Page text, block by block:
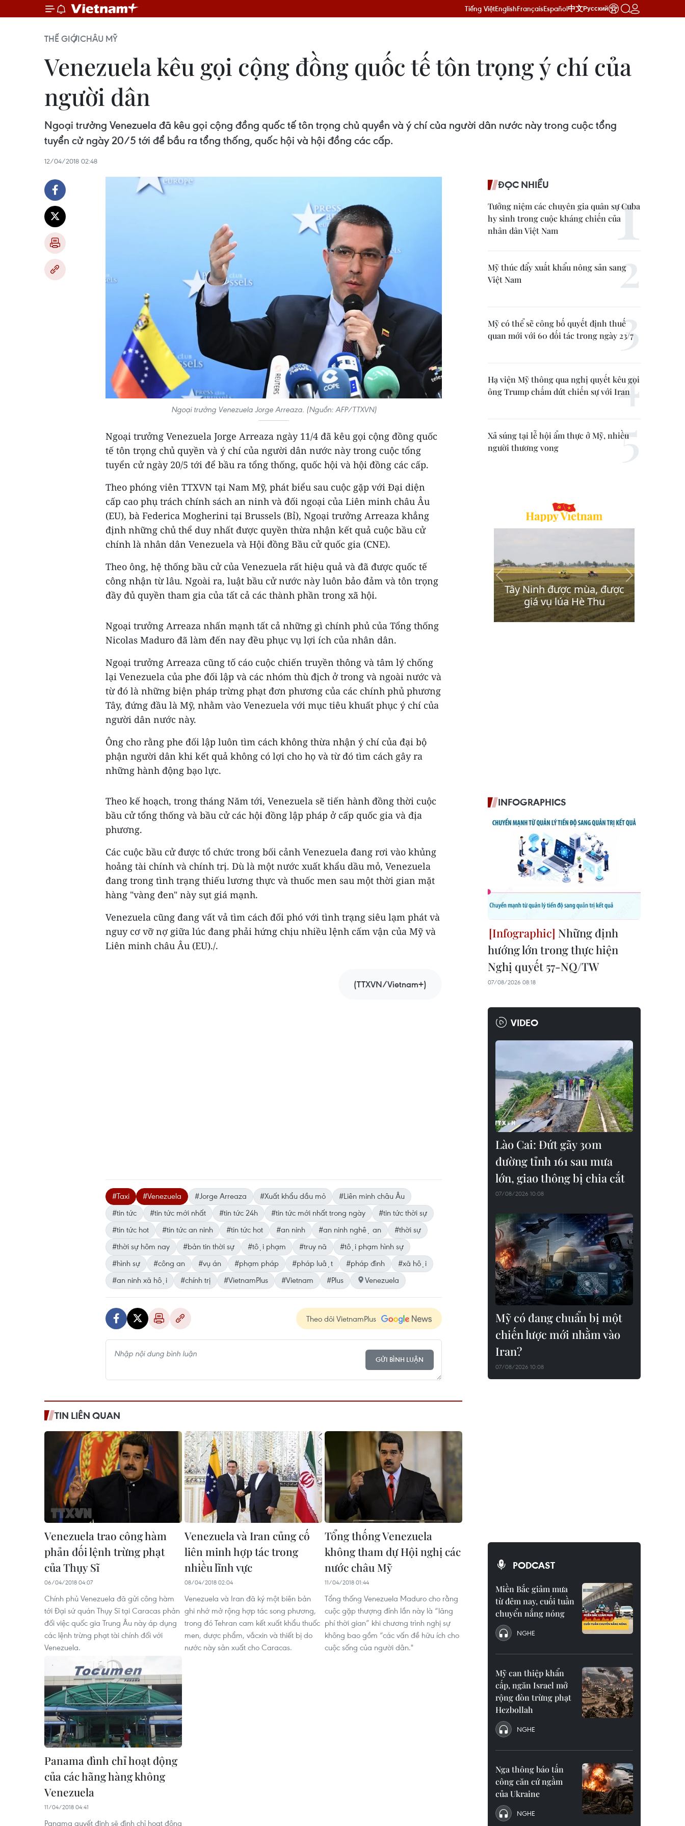
Tiếng ViệtEnglishFrançaisEspañol中文Русский
THẾ GIỚICHÂU MỸ
Venezuela kêu gọi cộng đồng quốc tế tôn trọng ý chí của
người dân
Ngoại trưởng Venezuela đã kêu gọi cộng đồng quốc tế tôn trọng chủ quyền và ý chí của người dân nước này trong cuộc tổng
tuyển cử ngày 20/5 tới để bầu ra tổng thống, quốc hội và hội đồng các cấp.
12/04/2018 02:48
Ngoại trưởng Venezuela Jorge Arreaza. (Nguồn: AFP/TTXVN)
Ngoại trưởng Venezuela Jorge Arreaza ngày 11/4 đã kêu gọi cộng đồng quốc
tế tôn trọng chủ quyền và ý chí của người dân nước này trong cuộc tổng
tuyển cử ngày 20/5 tới để bầu ra tổng thống, quốc hội và hội đồng các cấp.
Theo phóng viên TTXVN tại Nam Mỹ, phát biểu sau cuộc gặp với Đại diện
cấp cao phụ trách chính sách an ninh và đối ngoại của Liên minh châu Âu
(EU), bà Federica Mogherini tại Brussels (Bỉ), Ngoại trưởng Arreaza khẳng
định những chủ thể duy nhất được quyền thừa nhận kết quả cuộc bầu cử
chính là nhân dân Venezuela và Hội đồng Bầu cử quốc gia (CNE).
Theo ông, hệ thống bầu cử của Venezuela rất hiệu quả và đã được quốc tế
công nhận từ lâu. Ngoài ra, luật bầu cử nước này luôn bảo đảm và tôn trọng
đầy đủ quyền tham gia của tất cả các thành phần trong xã hội.
Ngoại trưởng Arreaza nhấn mạnh tất cả những gì chính phủ của Tổng thống
Nicolas Maduro đã làm đến nay đều phục vụ lợi ích của nhân dân.
Ngoại trưởng Arreaza cũng tố cáo cuộc chiến truyền thông và tâm lý chống
lại Venezuela của phe đối lập và các nhóm thù địch ở trong và ngoài nước và
từ đó là những biện pháp trừng phạt đơn phương của các chính phủ phương
Tây, đứng đầu là Mỹ, nhằm vào Venezuela với mục tiêu khuất phục ý chí của
người dân nước này.
Ông cho rằng phe đối lập luôn tìm cách không thừa nhận ý chí của đại bộ
phận người dân khi kết quả không có lợi cho họ và từ đó tìm cách gây ra
những hành động bạo lực.
Theo kế hoạch, trong tháng Năm tới, Venezuela sẽ tiến hành đồng thời cuộc
bầu cử tổng thống và bầu cử các hội đồng lập pháp ở cấp quốc gia và địa
phương.
Các cuộc bầu cử được tổ chức trong bối cảnh Venezuela đang rơi vào khủng
hoảng tài chính và chính trị. Dù là một nước xuất khẩu dầu mỏ, Venezuela
đang trong tình trạng thiếu lương thực và thuốc men sau một thời gian mặt
hàng "vàng đen" này sụt giá mạnh.
Venezuela cũng đang vất vả tìm cách đối phó với tình trạng siêu lạm phát và
nguy cơ vỡ nợ giữa lúc đang phải hứng chịu nhiều lệnh cấm vận của Mỹ và
Liên minh châu Âu (EU)./.
(TTXVN/Vietnam+)
#Taxi #Venezuela #Jorge Arreaza #Xuất khẩu dầu mỏ
#Liên minh châu Âu
#tin tức
#tin tức mới nhất #tin tức 24h #tin tức mới nhất trong ngày
#tin tức thời sự
#tin tức hot
#tin tức an ninh #tin tức hot #an ninh #an ninh nghệ an
#thời sự
#thời sự hôm nay
#bản tin thời sự #tội phạm #truy nã
#tội phạm hình sự
#hình sự
#công an #vụ án #phạm pháp #pháp luật #pháp đình
#xã hội
#an ninh xã hội
#chính trị #VietnamPlus #Vietnam #Plus Venezuela
Theo dõi VietnamPlus
GỬI BÌNH LUẬN
TIN LIÊN QUAN
Venezuela trao công hàm
phản đối lệnh trừng phạt
của Thụy Sĩ
06/04/2018 04:07
Chính phủ Venezuela đã gửi công hàm
tới Đại sứ quán Thụy Sĩ tại Caracas phản
đối việc quốc gia Trung Âu này áp dụng
các lệnh trừng phạt tài chính đối với
Venezuela.
Venezuela và Iran củng cố
liên minh hợp tác trong
nhiều lĩnh vực
08/04/2018 02:04
Venezuela và Iran đã ký một biên bản
ghi nhớ mở rộng hợp tác song phương,
trong đó Tehran cam kết xuất khẩu thuốc
men, dược phẩm, vắcxin và thiết bị do
nước này sản xuất cho Caracas.
Tổng thống Venezuela
không tham dự Hội nghị các
nước châu Mỹ
11/04/2018 01:44
Tổng thống Venezuela Maduro cho rằng
cuộc gặp thượng đỉnh lần này là “lãng
phí thời gian” khi chương trình nghị sự
không bao gồm “các vấn đề hữu ích cho
cuộc sống của người dân."
Panama đình chỉ hoạt động
của các hãng hàng không
Venezuela
11/04/2018 04:41
Panama quyết định sẽ đình chỉ hoạt động
ĐỌC NHIỀU
Tưởng niệm các chuyên gia quân sự Cuba
hy sinh trong cuộc kháng chiến của
nhân dân Việt Nam
Mỹ thúc đẩy xuất khẩu nông sản sang
Việt Nam
Mỹ có thể sẽ công bố quyết định thuế
quan mới với 60 đối tác trong ngày 23/7
Hạ viện Mỹ thông qua nghị quyết kêu gọi
ông Trump chấm dứt chiến sự với Iran
Xả súng tại lễ hội ẩm thực ở Mỹ, nhiều
người thương vong
INFOGRAPHICS
Những định
hướng lớn trong thực hiện
Nghị quyết 57-NQ/TW
07/08/2026 08:18
VIDEO
Lào Cai: Đứt gãy 30m
đường tỉnh 161 sau mưa
lớn, giao thông bị chia cắt
07/08/2026 10:08
Mỹ có đang chuẩn bị một
chiến lược mới nhằm vào
Iran?
07/08/2026 10:08
PODCAST
Miền Bắc giảm mưa
từ đêm nay, cuối tuần
chuyển nắng nóng
NGHE
Mỹ can thiệp khẩn
cấp, ngăn Israel mở
rộng đòn trừng phạt
Hezbollah
NGHE
Nga thông báo tấn
công căn cứ ngầm
của Ukraine
NGHE